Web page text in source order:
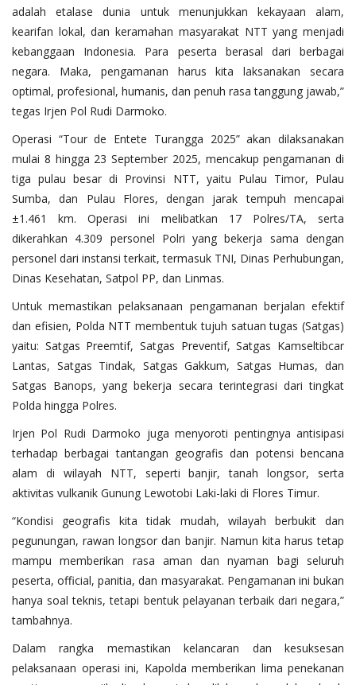
adalah etalase dunia untuk menunjukkan kekayaan alam,
kearifan lokal, dan keramahan masyarakat NTT yang menjadi
kebanggaan Indonesia. Para peserta berasal dari berbagai
negara. Maka, pengamanan harus kita laksanakan secara
optimal, profesional, humanis, dan penuh rasa tanggung jawab,”
tegas Irjen Pol Rudi Darmoko.
Operasi “Tour de Entete Turangga 2025” akan dilaksanakan
mulai 8 hingga 23 September 2025, mencakup pengamanan di
tiga pulau besar di Provinsi NTT, yaitu Pulau Timor, Pulau
Sumba, dan Pulau Flores, dengan jarak tempuh mencapai
±1.461 km. Operasi ini melibatkan 17 Polres/TA, serta
dikerahkan 4.309 personel Polri yang bekerja sama dengan
personel dari instansi terkait, termasuk TNI, Dinas Perhubungan,
Dinas Kesehatan, Satpol PP, dan Linmas.
Untuk memastikan pelaksanaan pengamanan berjalan efektif
dan efisien, Polda NTT membentuk tujuh satuan tugas (Satgas)
yaitu: Satgas Preemtif, Satgas Preventif, Satgas Kamseltibcar
Lantas, Satgas Tindak, Satgas Gakkum, Satgas Humas, dan
Satgas Banops, yang bekerja secara terintegrasi dari tingkat
Polda hingga Polres.
Irjen Pol Rudi Darmoko juga menyoroti pentingnya antisipasi
terhadap berbagai tantangan geografis dan potensi bencana
alam di wilayah NTT, seperti banjir, tanah longsor, serta
aktivitas vulkanik Gunung Lewotobi Laki-laki di Flores Timur.
“Kondisi geografis kita tidak mudah, wilayah berbukit dan
pegunungan, rawan longsor dan banjir. Namun kita harus tetap
mampu memberikan rasa aman dan nyaman bagi seluruh
peserta, official, panitia, dan masyarakat. Pengamanan ini bukan
hanya soal teknis, tetapi bentuk pelayanan terbaik dari negara,”
tambahnya.
Dalam rangka memastikan kelancaran dan kesuksesan
pelaksanaan operasi ini, Kapolda memberikan lima penekanan